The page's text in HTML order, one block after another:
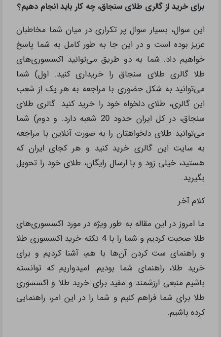
برای خرید از گالری طلای سنجاق، چه کار باید انجام دهیم؟
این سوال، بسیار سوال پر تکراری در میان شما مخاطبان
عزیز بوده است و در این جا به طور کامل به شما پاسخ
خواهیم داد. شما به دو طریق می‌توانید اکسسوری‌های
طلا گالری طلای سنجاق را خریداری کنید. اول) شما
می‌توانید به شکل حضوری با مراجعه به هر یک از شعب
این گالری، طلای دلخواه خود را خرید کنید. گالری طلای
سنجاق، در کل ایران حدود 20 شعبه دارد. و دوم) شما
می‌توانید طلای دلخواهتان را به صورت آنلاین با مراجعه
به سایت این گالری خرید کنید و هر کجای ایران که
هستید، خیلی زود و با ارسال رایگان، طلای خود را تحویل
بگیرید.
کلام آخر
ما امروز در این مقاله به طور ویژه در مورد اکسسوری‌های
طلا صحبت کردیم و شما را با 4 نکته خرید اکسسوری طلا
و راهنمای ست کردن آن‌ها با هم، آشنا کردیم و برای
خرید طلا، راهنمای شما بودیم. امیدواریم که توانسته
باشیم منبعی ارزشمند و مفید برای خرید طلا و اکسسوری
طلا برای شما فراهم کنیم و شما را در این امر، راهنمایی
کرده باشیم.